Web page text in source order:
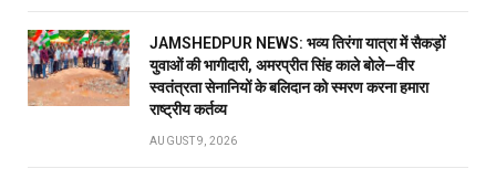
JAMSHEDPUR NEWS: भव्य तिरंगा यात्रा में सैकड़ों
युवाओं की भागीदारी, अमरप्रीत सिंह काले बोले—वीर
स्वतंत्रता सेनानियों के बलिदान को स्मरण करना हमारा
राष्ट्रीय कर्तव्य
AUGUST 9, 2026